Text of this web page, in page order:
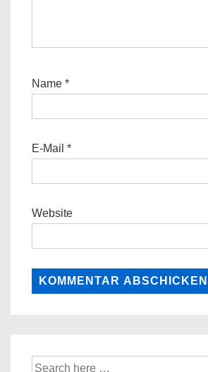
Name *
E-Mail *
Website
Suche